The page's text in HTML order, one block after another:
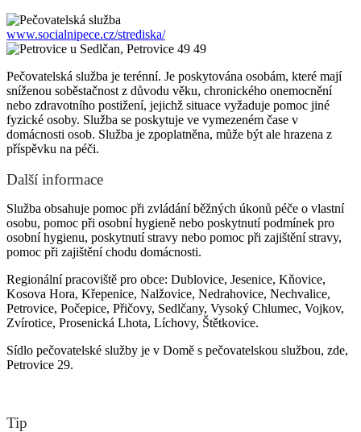
www.socialnipece.cz/strediska/
Pečovatelská služba je terénní. Je poskytována osobám, které mají
sníženou soběstačnost z důvodu věku, chronického onemocnění
nebo zdravotního postižení, jejichž situace vyžaduje pomoc jiné
fyzické osoby. Služba se poskytuje ve vymezeném čase v
domácnosti osob. Služba je zpoplatněna, může být ale hrazena z
příspěvku na péči.
Další informace
Služba obsahuje pomoc při zvládání běžných úkonů péče o vlastní
osobu, pomoc při osobní hygieně nebo poskytnutí podmínek pro
osobní hygienu, poskytnutí stravy nebo pomoc při zajištění stravy,
pomoc při zajištění chodu domácnosti.
Regionální pracoviště pro obce: Dublovice, Jesenice, Kňovice,
Kosova Hora, Křepenice, Nalžovice, Nedrahovice, Nechvalice,
Petrovice, Počepice, Přičovy, Sedlčany, Vysoký Chlumec, Vojkov,
Zvírotice, Prosenická Lhota, Líchovy, Štětkovice.
Sídlo pečovatelské služby je v Domě s pečovatelskou službou, zde,
Petrovice 29.
Tip